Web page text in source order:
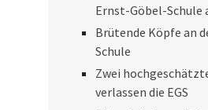
Ernst-Göbel-Schule
Brütende Köpfe an
Schule
Zwei
verlassen die EGS